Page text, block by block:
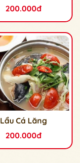
200.000đ
Lẩu Cá Lăng
200.000đ